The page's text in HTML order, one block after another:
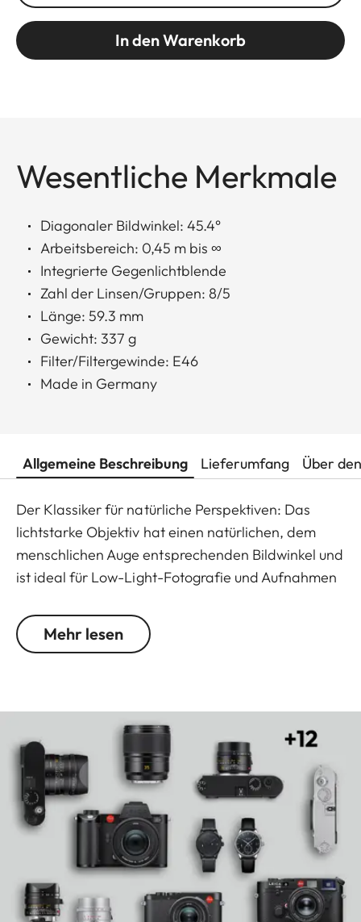
In den Warenkorb
Wesentliche Merkmale
Diagonaler Bildwinkel: 45.4°
Arbeitsbereich: 0,45 m bis ∞
Integrierte Gegenlichtblende
Zahl der Linsen/Gruppen: 8/5
Länge: 59.3 mm
Gewicht: 337 g
Filter/Filtergewinde: E46
Made in Germany
Allgemeine Beschreibung Lieferumfang Über
Der Klassiker für natürliche Perspektiven: Das
lichtstarke Objektiv hat einen natürlichen, dem
menschlichen Auge entsprechenden Bildwinkel und
ist ideal für Low-Light-Fotografie und Aufnahmen
kontrastreiche Bilder mit hochaufgelösten feinen
Strukturen – selbst bei voller Blendenöffnung und
Mehr lesen